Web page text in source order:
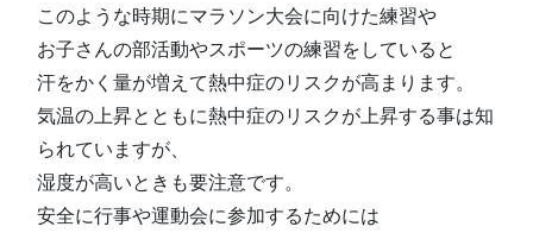
アクセス 問い合せ よくある質問
体験予約する TELする
このような時期にマラソン大会に向けた練習や
お子さんの部活動やスポーツの練習をしていると
汗をかく量が増えて熱中症のリスクが高まります。
気温の上昇とともに熱中症のリスクが上昇する事は知
られていますが、
湿度が高いときも要注意です。
安全に行事や運動会に参加するためには